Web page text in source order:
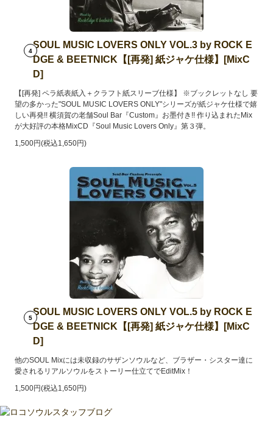
4
SOUL MUSIC LOVERS ONLY VOL.3 by ROCK E
DGE & BEETNICK【[再発] 紙ジャケ仕様】[MixC
D]
【[再発] ペラ紙表紙入＋クラフト紙スリーブ仕様】 ※ブックレットなし 要
望の多かった"SOUL MUSIC LOVERS ONLY"シリーズが紙ジャケ仕様で嬉
しい再発!! 横須賀の老舗Soul Bar『Custom』お墨付き!! 作り込まれたMix
が大好評の本格MixCD『Soul Music Lovers Only』第３弾。
1,500円(税込1,650円)
5
SOUL MUSIC LOVERS ONLY VOL.5 by ROCK E
DGE & BEETNICK【[再発] 紙ジャケ仕様】[MixC
D]
他のSOUL Mixには未収録のサザンソウルなど、ブラザー・シスター達に
愛されるリアルソウルをストーリー仕立てでEditMix！
1,500円(税込1,650円)